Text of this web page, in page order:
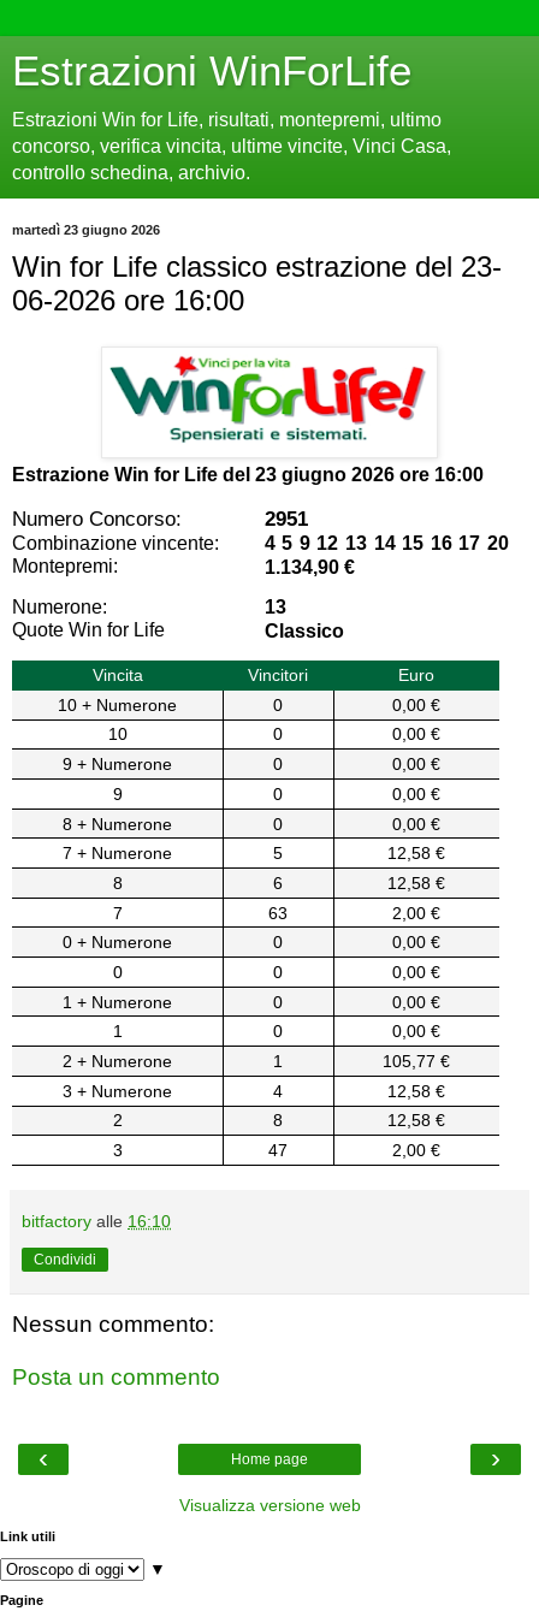
Estrazioni WinForLife
Estrazioni Win for Life, risultati, montepremi, ultimo
concorso, verifica vincita, ultime vincite, Vinci Casa,
controllo schedina, archivio.
martedì 23 giugno 2026
Win for Life classico estrazione del 23-
06-2026 ore 16:00
Estrazione Win for Life del 23 giugno 2026 ore 16:00
Numero Concorso: 2951
Combinazione vincente:
4 5 9 12 13 14 15 16 17 20
Montepremi:
1.134,90 €
Numerone:
13
Quote Win for Life
Classico
Vincita Vincitori
Euro
10 + Numerone
0
0,00 €
10
0
0,00 €
9 + Numerone
0
0,00 €
9
0
0,00 €
8 + Numerone
0
0,00 €
7 + Numerone
5
12,58 €
8
6
12,58 €
7
63
2,00 €
0 + Numerone
0
0,00 €
0
0
0,00 €
1 + Numerone
0
0,00 €
1
0
0,00 €
2 + Numerone
1
105,77 €
3 + Numerone
4
12,58 €
2
8
12,58 €
3
47 2,00 €
bitfactory alle 16:10
Condividi
Nessun commento:
Posta un commento
‹ ›
Home page
Visualizza versione web
Link utili
▼
Pagine